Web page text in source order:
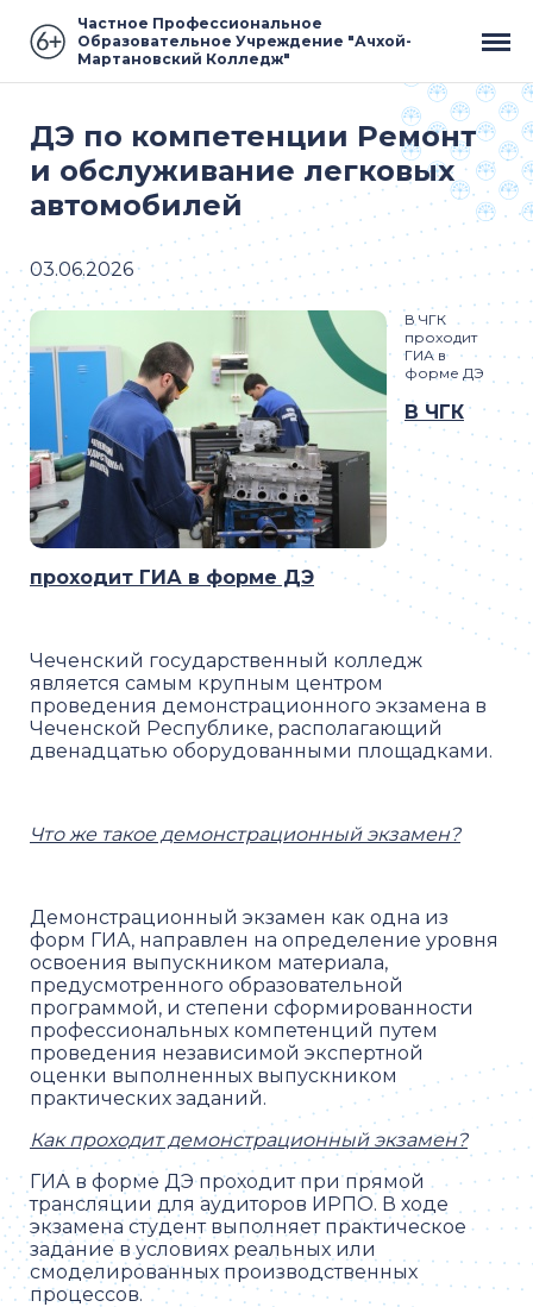
Частное Профессиональное
Образовательное Учреждение "Ачхой-
Мартановский Колледж"
ДЭ по компетенции Ремонт
и обслуживание легковых
автомобилей
03.06.2026
В ЧГК
проходит
ГИА в
форме ДЭ
В ЧГК
проходит ГИА в форме ДЭ
Чеченский государственный колледж
является самым крупным центром
проведения демонстрационного экзамена в
Чеченской Республике, располагающий
двенадцатью оборудованными площадками.
Что же такое демонстрационный экзамен?
Демонстрационный экзамен как одна из
форм ГИА, направлен на определение уровня
освоения выпускником материала,
предусмотренного образовательной
программой, и степени сформированности
профессиональных компетенций путем
проведения независимой экспертной
оценки выполненных выпускником
практических заданий.
Как проходит демонстрационный экзамен?
ГИА в форме ДЭ проходит при прямой
трансляции для аудиторов ИРПО. В ходе
экзамена студент выполняет практическое
задание в условиях реальных или
смоделированных производственных
процессов.